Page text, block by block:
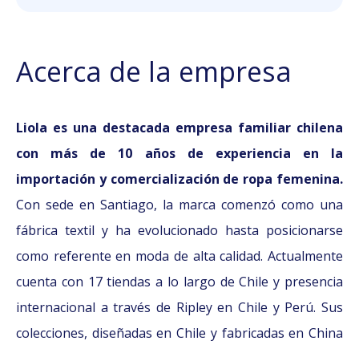
Acerca de la empresa
Liola es una destacada empresa familiar chilena
con más de 10 años de experiencia en la
importación y comercialización de ropa femenina.
Con sede en Santiago, la marca comenzó como una
fábrica textil y ha evolucionado hasta posicionarse
como referente en moda de alta calidad. Actualmente
cuenta con 17 tiendas a lo largo de Chile y presencia
internacional a través de Ripley en Chile y Perú. Sus
colecciones, diseñadas en Chile y fabricadas en China